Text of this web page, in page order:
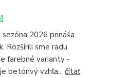
sezóna 2026 prináša
Rozšírili sme radu
farebné varianty -
betónvý vzhľa... čítať